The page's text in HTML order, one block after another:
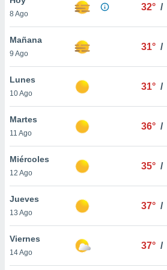
en
más
nuestra
de
cookies
aceptar
8 Ago
32° /
Mañana
9 Ago
31° /
Lunes
10 Ago
31° /
Martes
11 Ago
36° /
Miércoles
12 Ago
35° /
Jueves
13 Ago
37° /
Viernes
14 Ago
37° /